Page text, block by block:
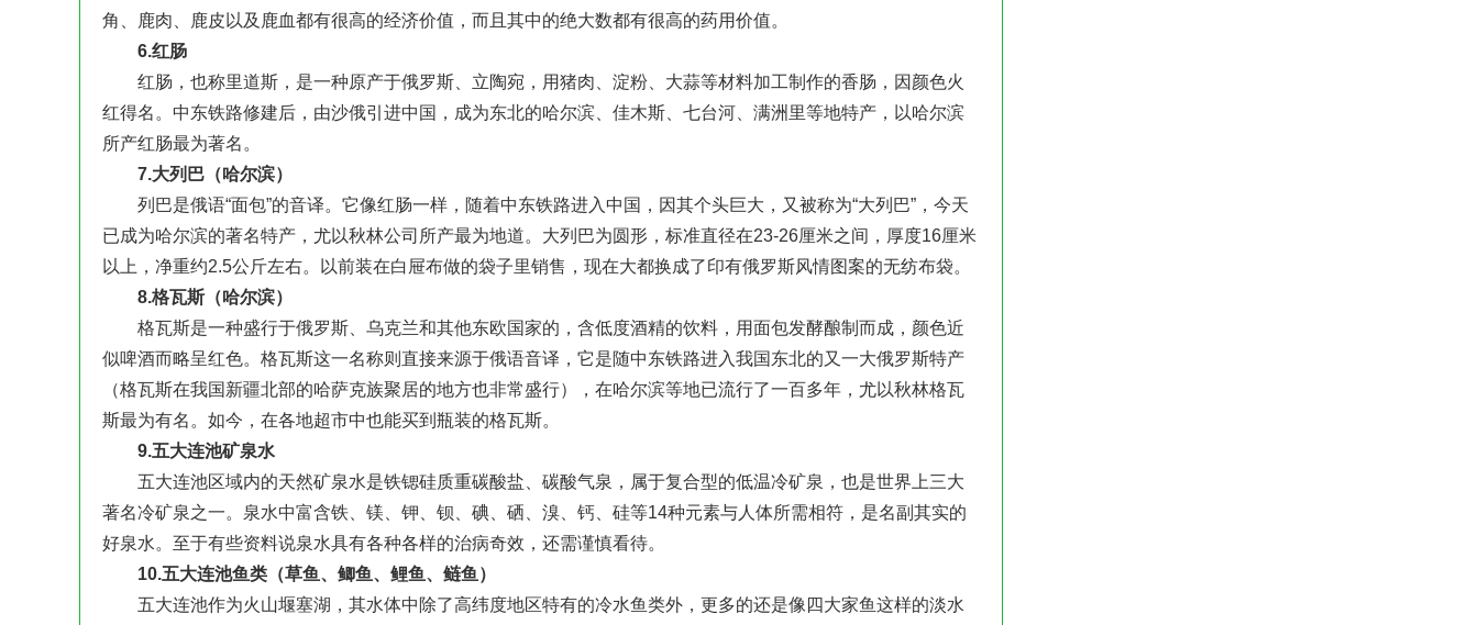
角、鹿肉、鹿皮以及鹿血都有很高的经济价值，而且其中的绝大数都有很高的药用价值。
6.红肠
红肠，也称里道斯，是一种原产于俄罗斯、立陶宛，用猪肉、淀粉、大蒜等材料加工制作的香肠，因颜色火
红得名。中东铁路修建后，由沙俄引进中国，成为东北的哈尔滨、佳木斯、七台河、满洲里等地特产，以哈尔滨
所产红肠最为著名。
7.大列巴（哈尔滨）
列巴是俄语“面包”的音译。它像红肠一样，随着中东铁路进入中国，因其个头巨大，又被称为“大列巴”，今天
已成为哈尔滨的著名特产，尤以秋林公司所产最为地道。大列巴为圆形，标准直径在23-26厘米之间，厚度16厘米
以上，净重约2.5公斤左右。以前装在白屉布做的袋子里销售，现在大都换成了印有俄罗斯风情图案的无纺布袋。
8.格瓦斯（哈尔滨）
格瓦斯是一种盛行于俄罗斯、乌克兰和其他东欧国家的，含低度酒精的饮料，用面包发酵酿制而成，颜色近
似啤酒而略呈红色。格瓦斯这一名称则直接来源于俄语音译，它是随中东铁路进入我国东北的又一大俄罗斯特产
（格瓦斯在我国新疆北部的哈萨克族聚居的地方也非常盛行），在哈尔滨等地已流行了一百多年，尤以秋林格瓦
斯最为有名。如今，在各地超市中也能买到瓶装的格瓦斯。
9.五大连池矿泉水
五大连池区域内的天然矿泉水是铁锶硅质重碳酸盐、碳酸气泉，属于复合型的低温冷矿泉，也是世界上三大
著名冷矿泉之一。泉水中富含铁、镁、钾、钡、碘、硒、溴、钙、硅等14种元素与人体所需相符，是名副其实的
好泉水。至于有些资料说泉水具有各种各样的治病奇效，还需谨慎看待。
10.五大连池鱼类（草鱼、鲫鱼、鲤鱼、鲢鱼）
五大连池作为火山堰塞湖，其水体中除了高纬度地区特有的冷水鱼类外，更多的还是像四大家鱼这样的淡水